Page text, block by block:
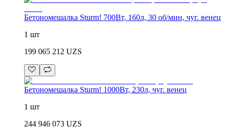
Бетономешалка Sturm! 700Вт, 160л, 30 об/мин, чуг. венец
1 шт
199 065 212 UZS
Бетономешалка Sturm! 1000Вт, 230л, чуг. венец
1 шт
244 946 073 UZS